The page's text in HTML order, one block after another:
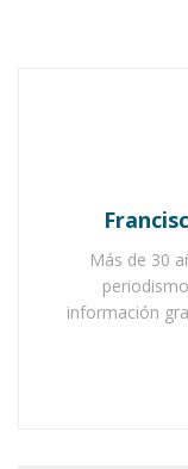
Buena tarde
Más de 30
información